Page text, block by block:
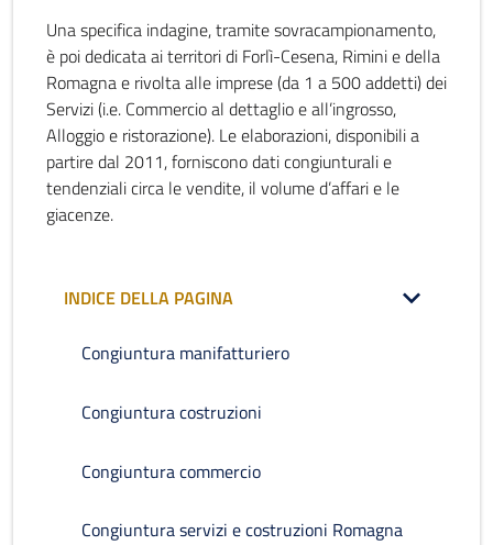
Una specifica indagine, tramite sovracampionamento,
è poi dedicata ai territori di Forlì-Cesena, Rimini e della
Romagna e rivolta alle imprese (da 1 a 500 addetti) dei
Servizi (i.e. Commercio al dettaglio e all’ingrosso,
Alloggio e ristorazione). Le elaborazioni, disponibili a
partire dal 2011, forniscono dati congiunturali e
tendenziali circa le vendite, il volume d’affari e le
giacenze.
INDICE DELLA PAGINA
Congiuntura manifatturiero
Congiuntura costruzioni
Congiuntura commercio
Congiuntura servizi e costruzioni Romagna